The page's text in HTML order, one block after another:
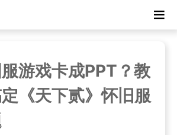
游戏卡成PPT？教
《天下贰》怀旧服